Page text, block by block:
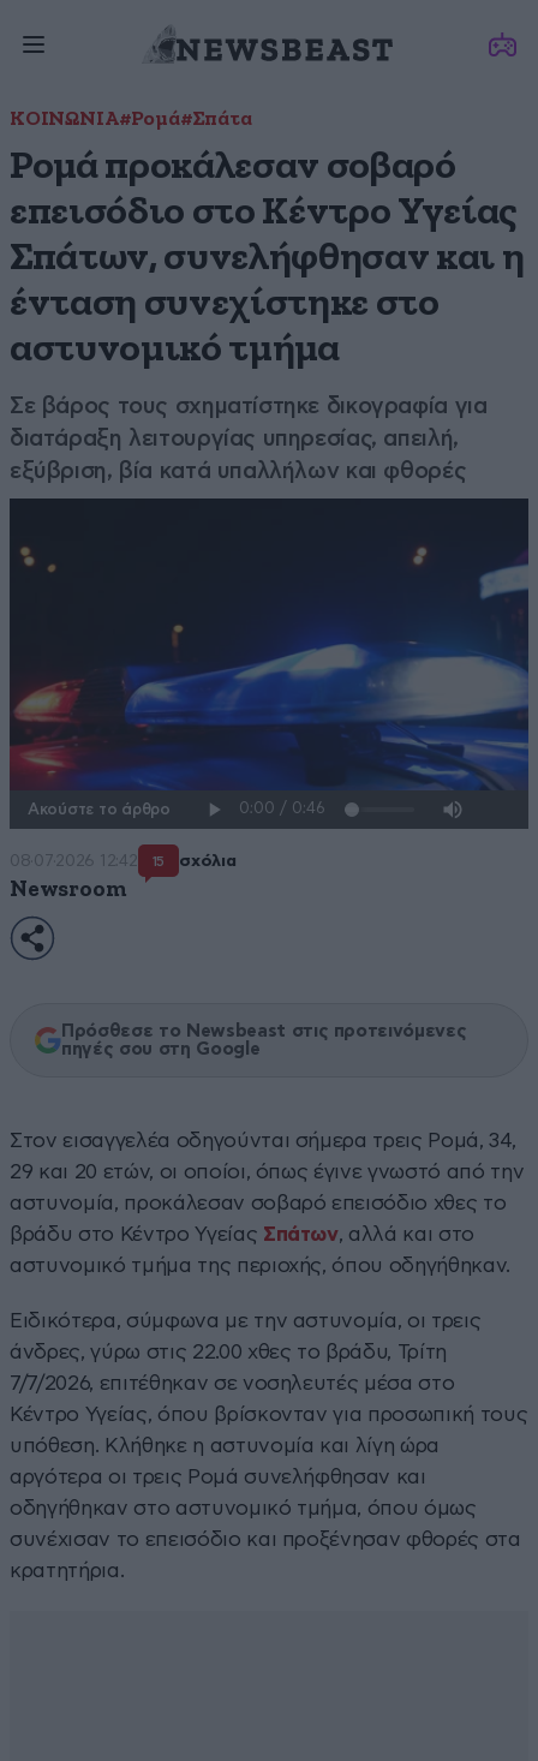
ΚΟΙΝΩΝΙΑ#Ρομά#Σπάτα
Ρομά προκάλεσαν σοβαρό
επεισόδιο στο Κέντρο Υγείας
Σπάτων, συνελήφθησαν και η
ένταση συνεχίστηκε στο
αστυνομικό τμήμα
Σε βάρος τους σχηματίστηκε δικογραφία για
διατάραξη λειτουργίας υπηρεσίας, απειλή,
εξύβριση, βία κατά υπαλλήλων και φθορές
Ακούστε το άρθρο
08·07·2026 12:42 15 σχόλια
Newsroom
Πρόσθεσε το Newsbeast στις προτεινόμενες
πηγές σου στη Google
Στον εισαγγελέα οδηγούνται σήμερα τρεις Ρομά, 34,
29 και 20 ετών, οι οποίοι, όπως έγινε γνωστό από την
αστυνομία, προκάλεσαν σοβαρό επεισόδιο χθες το
βράδυ στο Κέντρο Υγείας Σπάτων, αλλά και στο
αστυνομικό τμήμα της περιοχής, όπου οδηγήθηκαν.
Ειδικότερα, σύμφωνα με την αστυνομία, οι τρεις
άνδρες, γύρω στις 22.00 χθες το βράδυ, Τρίτη
7/7/2026, επιτέθηκαν σε νοσηλευτές μέσα στο
Κέντρο Υγείας, όπου βρίσκονταν για προσωπική τους
υπόθεση. Κλήθηκε η αστυνομία και λίγη ώρα
αργότερα οι τρεις Ρομά συνελήφθησαν και
οδηγήθηκαν στο αστυνομικό τμήμα, όπου όμως
συνέχισαν το επεισόδιο και προξένησαν φθορές στα
κρατητήρια.